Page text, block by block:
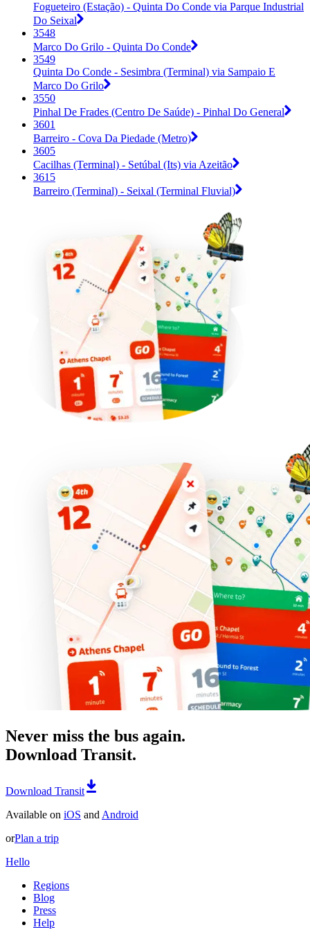
Fogueteiro (Estação) - Quinta Do Conde via Parque Industrial
Do Seixal
3548
Marco Do Grilo - Quinta Do Conde
3549
Quinta Do Conde - Sesimbra (Terminal) via Sampaio E
Marco Do Grilo
3550
Pinhal De Frades (Centro De Saúde) - Pinhal Do General
3601
Barreiro - Cova Da Piedade (Metro)
3605
Cacilhas (Terminal) - Setúbal (Its) via Azeitão
3615
Barreiro (Terminal) - Seixal (Terminal Fluvial)
Never miss the bus again.
Download Transit.
Download Transit
Available on iOS and Android
orPlan a trip
Hello
Regions
Blog
Press
Help